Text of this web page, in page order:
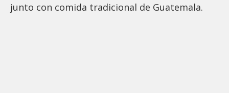
junto con comida tradicional de Guatemala.